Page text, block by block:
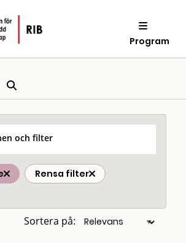
Program
och filter
Rensa filter
Sortera på: